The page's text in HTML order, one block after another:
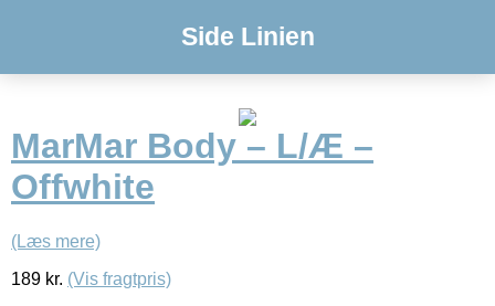
Side Linien
MarMar Body – L/Æ –
Offwhite
(Læs mere)
189 kr. (Vis fragtpris)